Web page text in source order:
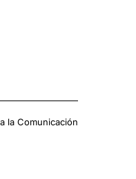
la Comunicación